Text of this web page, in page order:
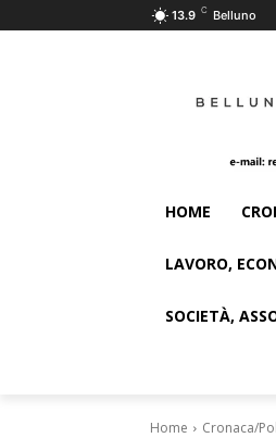
13.9 C Belluno
HOME
LAVORO,
SOCIETÀ,
Home Cronaca/